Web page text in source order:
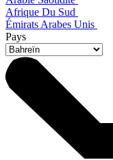
Afrique Du Sud
Émirats Arabes Unis
Pays